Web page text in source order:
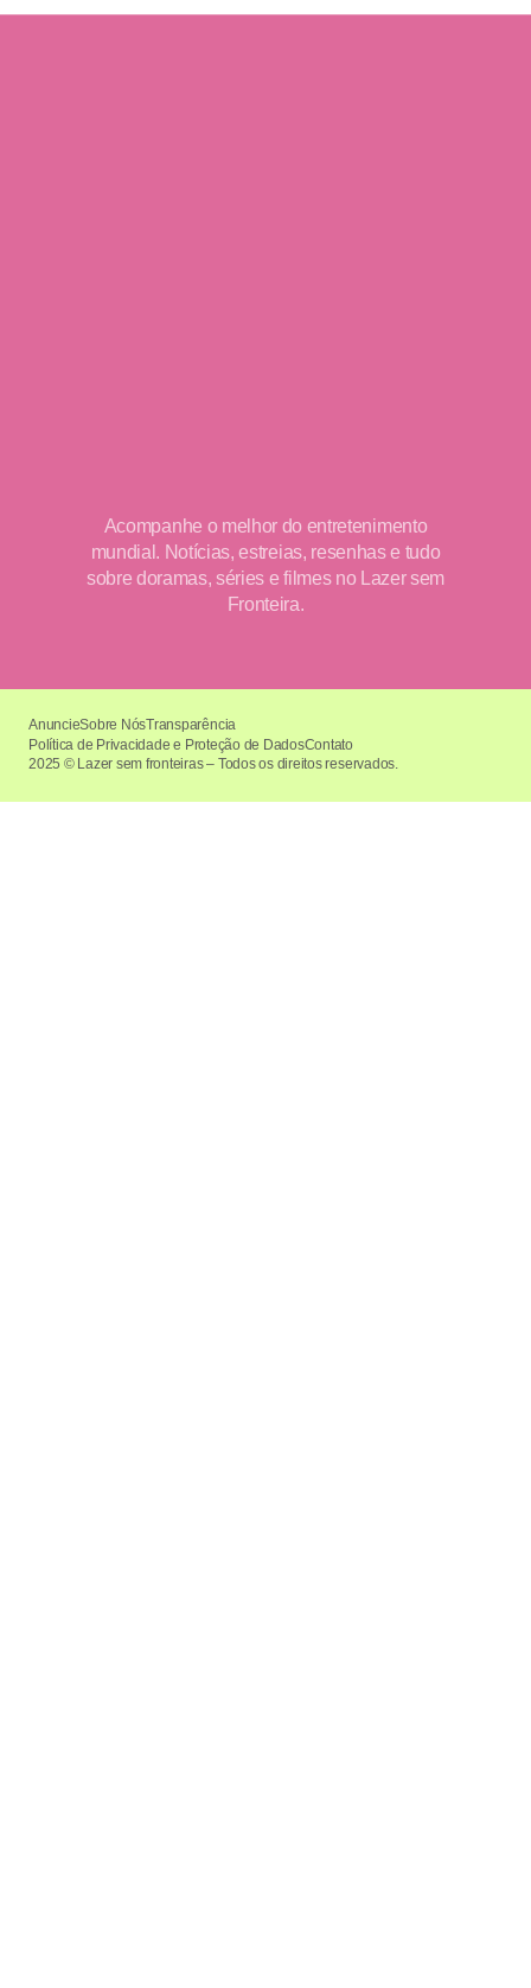
Acompanhe o melhor do entretenimento
mundial. Notícias, estreias, resenhas e tudo
sobre doramas, séries e filmes no Lazer sem
Fronteira.
2025 © Lazer sem fronteiras – Todos os direitos reservados.
AnuncieSobre NósTransparência
Política de Privacidade e Proteção de DadosContato